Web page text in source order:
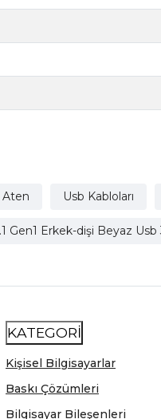
Aten Usb Kabloları
Gen1 Erkek-dişi Beyaz
KATEGORİ
Kişisel Bilgisayarlar
Baskı Çözümleri
Bilgisayar Bileşenleri